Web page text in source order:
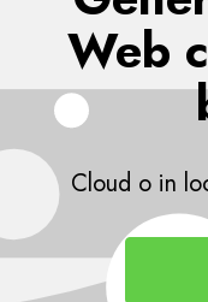
Web
Cloud o in